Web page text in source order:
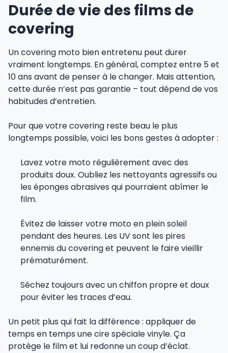
Durée de vie des films de
covering
Un covering moto bien entretenu peut durer
vraiment longtemps. En général, comptez entre 5 et
10 ans avant de penser à le changer. Mais attention,
cette durée n’est pas garantie – tout dépend de vos
habitudes d’entretien.
Pour que votre covering reste beau le plus
longtemps possible, voici les bons gestes à adopter :
Lavez votre moto régulièrement avec des
produits doux. Oubliez les nettoyants agressifs ou
les éponges abrasives qui pourraient abîmer le
film.
Évitez de laisser votre moto en plein soleil
pendant des heures. Les UV sont les pires
ennemis du covering et peuvent le faire vieillir
prématurément.
Séchez toujours avec un chiffon propre et doux
pour éviter les traces d’eau.
Un petit plus qui fait la différence : appliquer de
temps en temps une cire spéciale vinyle. Ça
protège le film et lui redonne un coup d’éclat.